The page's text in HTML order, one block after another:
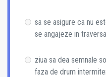
sa se asigure ca nu
se angajeze in
ziua sa dea semnale
faza de drum